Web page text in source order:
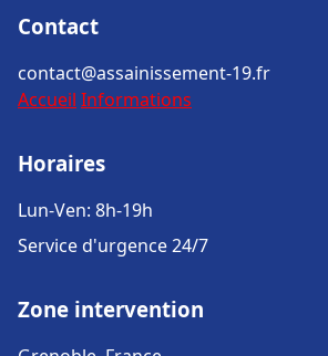
Contact
contact@assainissement-19.fr
Accueil Informations
Horaires
Lun-Ven: 8h-19h
Service d'urgence 24/7
Zone intervention